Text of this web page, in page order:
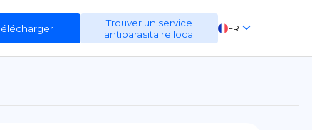
Trouver un service
antiparasitaire local
FR
EN